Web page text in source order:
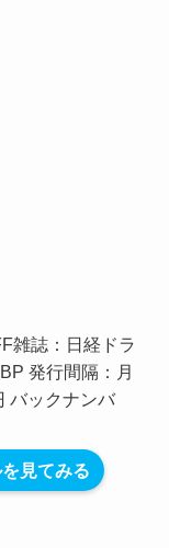
雑誌：日経ドラ
発行間隔：月
バックナンバ
見てみる